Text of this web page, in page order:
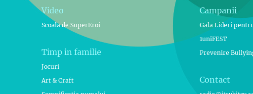
Video
Scoala de SuperEroi
Timp in familie
Jocuri
Art & Craft
Campanii
Gala Lideri
1uniFEST
Prevenire
Contact